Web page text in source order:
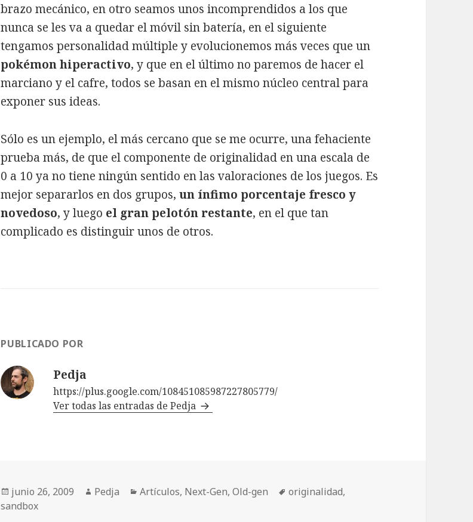
brazo mecánico, en otro seamos unos incomprendidos a los que
nunca se les va a quedar el móvil sin batería, en el siguiente
tengamos personalidad múltiple y evolucionemos más veces que un
pokémon hiperactivo, y que en el último no paremos de hacer el
marciano y el cafre, todos se basan en el mismo núcleo central para
exponer sus ideas.
Sólo es un ejemplo, el más cercano que se me ocurre, una fehaciente
prueba más, de que el componente de originalidad en una escala de
0 a 10 ya no tiene ningún sentido en las valoraciones de los juegos. Es
mejor separarlos en dos grupos,un ínfimo porcentaje fresco y
novedoso, y luego el gran pelotón restante, en el que tan
complicado es distinguir unos de otros.
PUBLICADO POR
Pedja
https://plus.google.com/108451085987227805779/
Ver todas las entradas de Pedja
Publicado
el
junio 26, 2009 Autor
Pedja Categorías
Artículos, Next-Gen,Old-gen Etiquetas
originalidad,
sandbox